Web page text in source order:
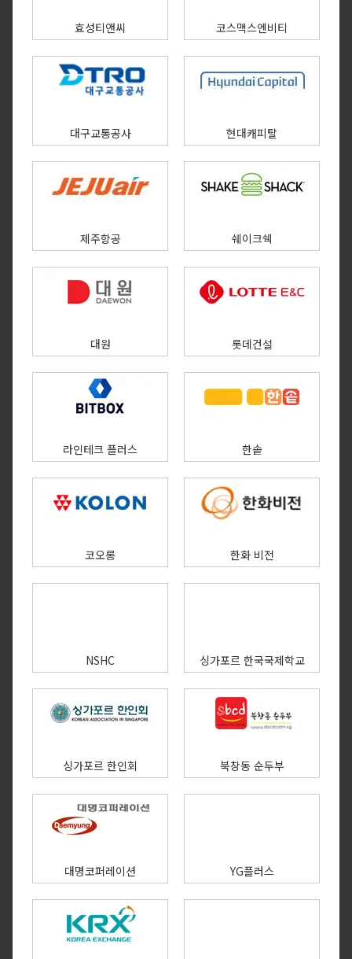
효성티앤씨 코스맥스엔비티
대구교통공사 현대캐피탈
제주항공 쉐이크쉑
대원 롯데건설
라인테크 플러스 한솥
코오롱 한화 비전
NSHC 싱가포르 한국국제학교
싱가포르 한인회 북창동 순두부
대명코퍼레이션 YG플러스